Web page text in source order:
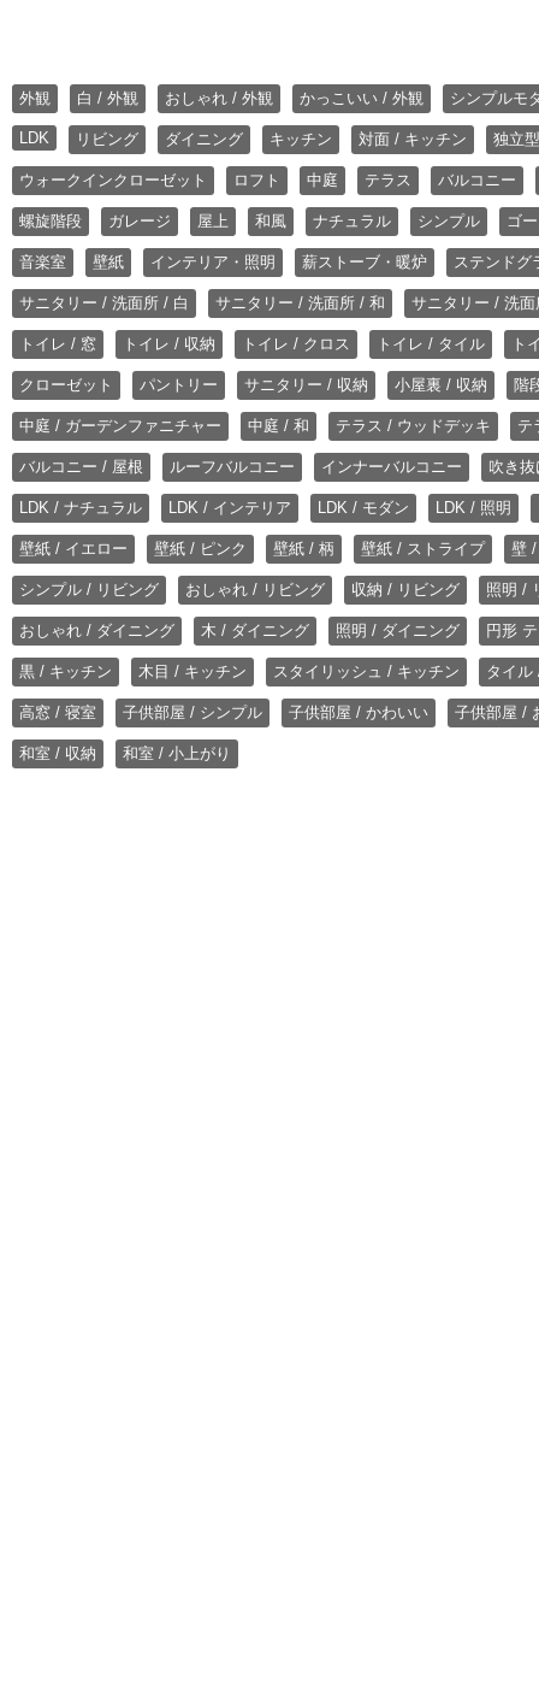
外観 白 / 外観 おしゃれ / 外観 かっこいい / 外観 シンプルモ
LDK リビング ダイニング キッチン 対面 / キッチン 独立
ウォークインクローゼット ロフト 中庭 テラス バルコニー
螺旋階段 ガレージ 屋上 和風 ナチュラル シンプル ゴ
音楽室 壁紙 インテリア・照明 薪ストーブ・暖炉 ステンドグ
サニタリー / 洗面所 / 白 サニタリー / 洗面所 / 和 サニタリー / 洗
トイレ / 窓 トイレ / 収納 トイレ / クロス トイレ / タイル ト
クローゼット パントリー サニタリー / 収納 小屋裏 / 収納 階
中庭 / ガーデンファニチャー 中庭 / 和 テラス / ウッドデッキ テ
バルコニー / 屋根 ルーフバルコニー インナーバルコニー 吹き
LDK / ナチュラル LDK / インテリア LDK / モダン LDK / 照明
壁紙 / イエロー 壁紙 / ピンク 壁紙 / 柄 壁紙 / ストライプ 壁
シンプル / リビング おしゃれ / リビング 収納 / リビング 照明 /
おしゃれ / ダイニング 木 / ダイニング 照明 / ダイニング 円形
黒 / キッチン 木目 / キッチン スタイリッシュ / キッチン タイル
高窓 / 寝室 子供部屋 / シンプル 子供部屋 / かわいい 子供部屋 /
和室 / 収納 和室 / 小上がり